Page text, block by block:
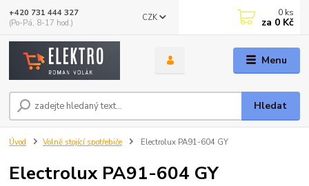
Menu
CZK
Hledat
+420 731 444 327
(Po-Pá, 8-17 hod.)
0 ks
za 0 Kč
Úvod Volně stojící spotřebiče Electrolux PA91-604 GY
Electrolux PA91-604 GY